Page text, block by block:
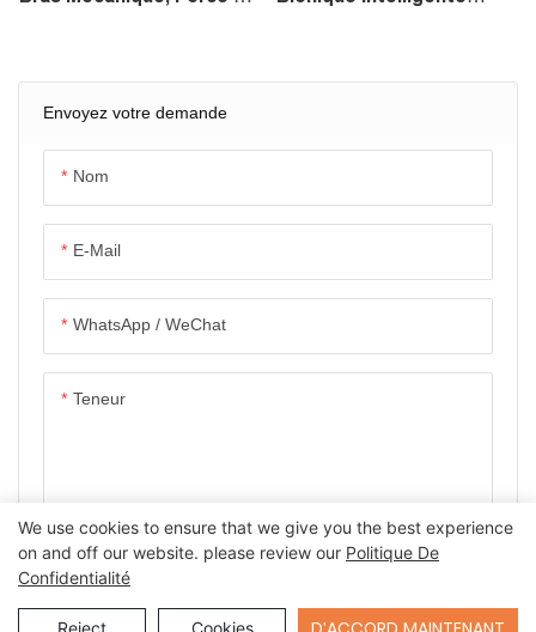
Envoyez votre demande
Nom
E-Mail
WhatsApp / WeChat
Teneur
ENVOYER UNE ENQUÊTE MAINTENANT
Intelligente, Biohand
Send Inquiry
We use cookies to ensure that we give you the best experience
on and off our website. please review our Politique De
Confidentialité
Reject Cookies